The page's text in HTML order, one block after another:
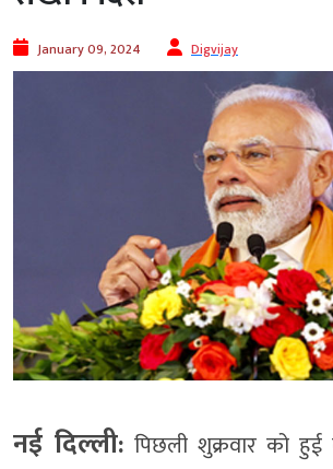
January 09, 2024 Digvijay
नई दिल्ली: पिछली शुक्रवार को